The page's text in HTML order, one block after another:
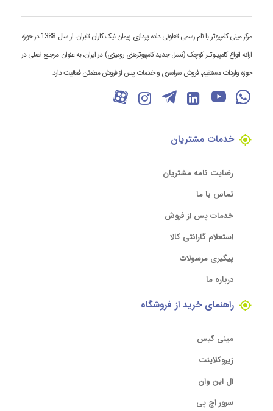
مرکز مینی کامپیوتر با نام رسمی تعاونی داده پردازی پیمان نیک کاران تابران، از سال 1388 در حوزه
ارائه انواع کامپیـوتـر کوچک (نسل جدید کامپیوترهای رومیزی) در ایران، به عنوان مرجـع اصلی در
حوزه واردات مستقیم، فروش سراسری و خدمات پس از فروش مطمئن فعالیت دارد.
خدمات مشتریان
رضایت نامه مشتریان
تماس با ما
خدمات پس از فروش
استعلام گارانتی کالا
پیگیری مرسولات
درباره ما
راهنمای خرید از فروشگاه
مینی کیس
زیروکلاینت
آل این وان
سرور اچ پی